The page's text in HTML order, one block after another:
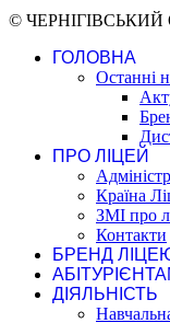
©
ГОЛОВНА
Останні
ПРО ЛІЦЕЙ
Країна
ЗМІ про
Контакти
БРЕНД
ДІЯЛЬНІСТЬ